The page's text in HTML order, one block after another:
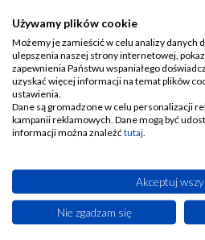
łatwość integracji z
systemami automatyki, co
przekłada się na
niezawodność i
kontroli procesu
Dzięki ultrasensorom
DM/DMM możliwa jest
szybka detekcja awarii i
optymalizacja pracy całego
Używamy plików cookie
Możemy je zamieścić w celu analizy danych
ulepszenia naszej strony internetowej,
zapewnienia Państwu wspaniałego
uzyskać więcej informacji na temat plików
ustawienia.
Dane są gromadzone w celu personalizacji
kampanii reklamowych. Dane mogą być
informacji można znaleźć tutaj
Akceptuj
Nie zgadzam się